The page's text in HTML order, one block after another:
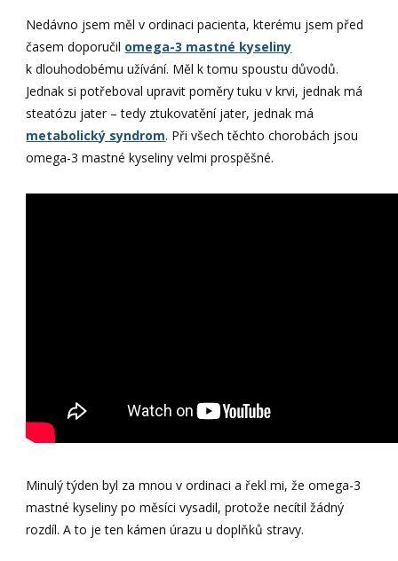
Nedávno jsem měl v ordinaci pacienta, kterému jsem před
časem doporučil omega-3 mastné kyseliny
k dlouhodobému užívání. Měl k tomu spoustu důvodů.
Jednak si potřeboval upravit poměry tuku v krvi, jednak má
steatózu jater – tedy ztukovatění jater, jednak má
metabolický syndrom. Při všech těchto chorobách jsou
omega-3 mastné kyseliny velmi prospěšné.
Minulý týden byl za mnou v ordinaci a řekl mi, že omega-3
mastné kyseliny po měsíci vysadil, protože necítil žádný
rozdíl. A to je ten kámen úrazu u doplňků stravy.